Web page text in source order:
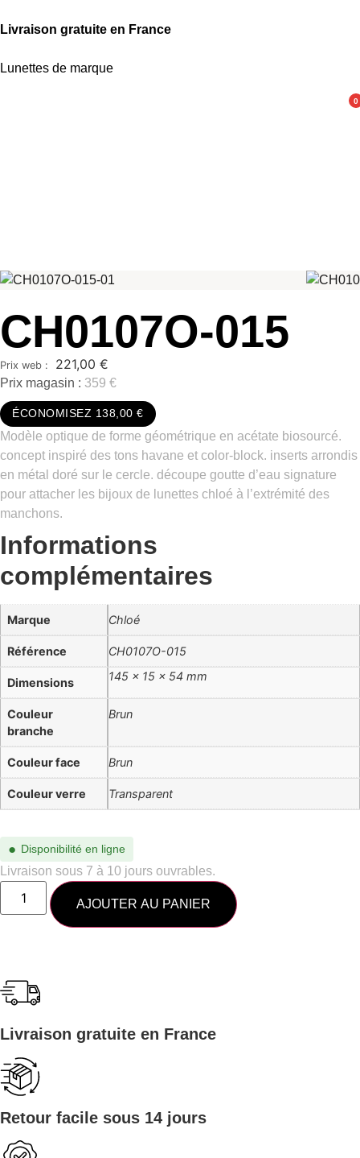
Livraison gratuite en France
Lunettes de marque
0
CH0107O-015
221,00 €
Prix magasin : 359 €
ÉCONOMISEZ 138,00 €
Modèle optique de forme géométrique en acétate biosourcé.
concept inspiré des tons havane et color-block. inserts arrondis
en métal doré sur le cercle. découpe goutte d’eau signature
pour attacher les bijoux de lunettes chloé à l’extrémité des
manchons.
Informations
complémentaires
Référence CH0107O-015
Dimensions 145 × 15 × 54 mm
Couleur
branche
Brun
Couleur face Brun
Couleur verre Transparent
Marque Chloé
● Disponibilité en ligne
Livraison sous 7 à 10 jours ouvrables.
AJOUTER AU PANIER
Livraison gratuite en France
Retour facile sous 14 jours